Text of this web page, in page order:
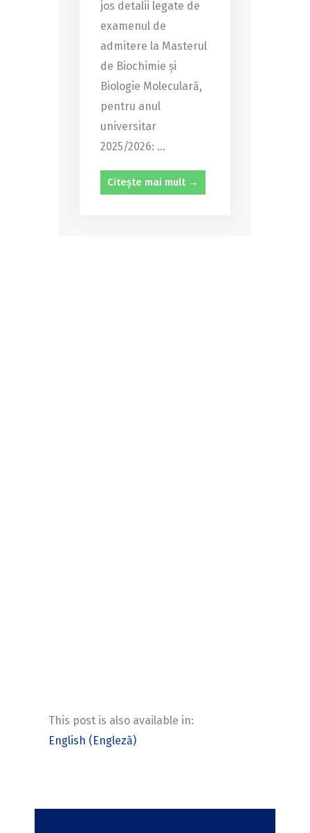
jos detalii legate de
examenul de
admitere la Masterul
de Biochimie și
Biologie Moleculară,
pentru anul
universitar
2025/2026: ...
Citește mai mult →
This post is also available in:
English (Engleză)